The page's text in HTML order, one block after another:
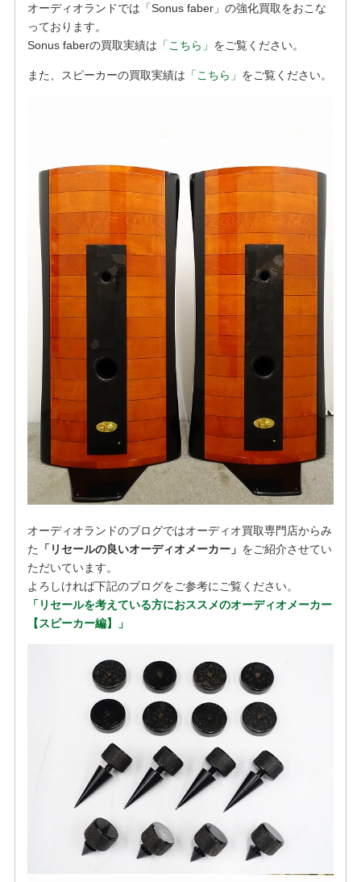
オーディオランドでは「Sonus faber」の強化買取をおこな
っております。
Sonus faberの買取実績は 「こちら」 をご覧ください。
また、スピーカーの買取実績は 「こちら」 をご覧ください。
オーディオランドのブログではオーディオ買取専門店からみ
た
「リセールの良いオーディオメーカー」 をご紹介させてい
ただいています。
よろしければ下記のブログをご参考にご覧ください。
「リセールを考えている方におススメのオーディオメーカー
【スピーカー編】」